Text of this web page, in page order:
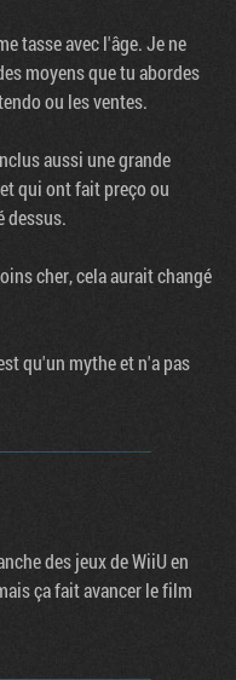
tasse avec l'âge. Je ne
moyens que tu abordes
ou les ventes.
aussi une grande
qui ont fait preço ou
dessus.
cher, cela aurait changé
qu'un mythe et n'a pas
des jeux de WiiU en
ça fait avancer le film